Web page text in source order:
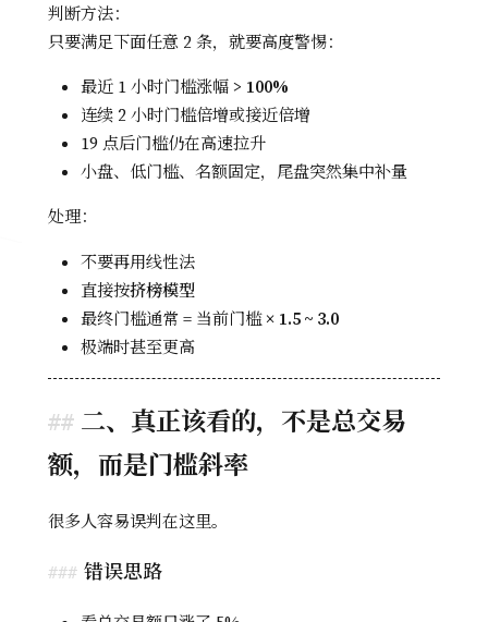
判断方法：
只要满足下面任意 2 条，就要高度警惕：
最近 1 小时门槛涨幅 > 100%
连续 2 小时门槛倍增或接近倍增
19 点后门槛仍在高速拉升
小盘、低门槛、名额固定，尾盘突然集中补量
处理：
不要再用线性法
直接按挤榜模型
最终门槛通常 = 当前门槛 × 1.5 ~ 3.0
极端时甚至更高
二、真正该看的，不是总交易
额，而是门槛斜率
很多人容易误判在这里。
错误思路